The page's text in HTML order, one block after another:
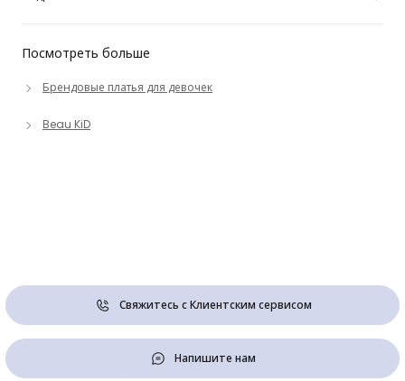
Посмотреть больше
Брендовые платья для девочек
Beau KiD
Свяжитесь с Клиентским сервисом
Напишите нам